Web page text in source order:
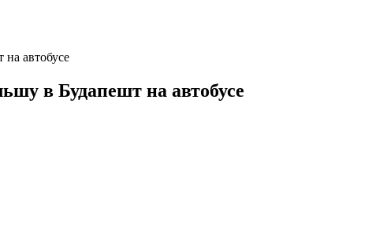
в Будапешт на автобусе